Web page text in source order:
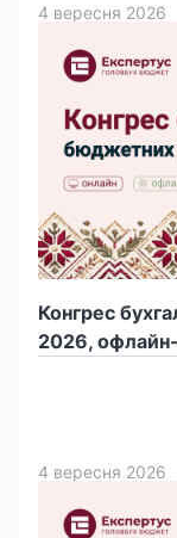
Конгрес
2026,
4 вересня 2026
4 вересня 2026